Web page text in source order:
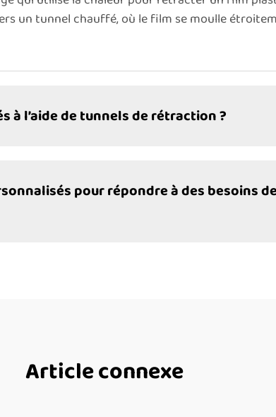
un tunnel chauffé, où le film se moulle
à l’aide de tunnels de rétraction ?
pour répondre à des besoins
Article connexe